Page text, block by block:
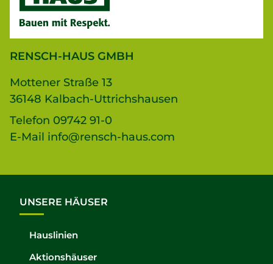
RENSCH-HAUS GMBH
Mottener Straße 13
36148 Kalbach-Uttrichshausen
Telefon 09742 91-0
E-Mail info@rensch-haus.com
UNSERE HÄUSER
Hauslinien
Aktionshäuser